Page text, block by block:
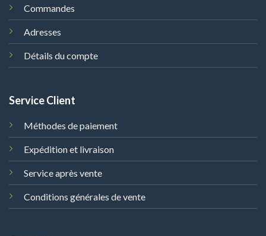
Commandes
Adresses
Détails du compte
Service Client
Méthodes de paiement
Expédition et livraison
Service après vente
Conditions générales de vente